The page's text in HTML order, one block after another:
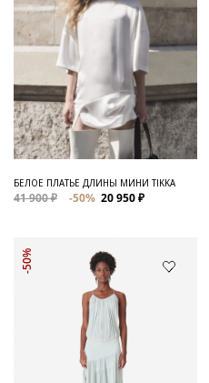
БЕЛОЕ ПЛАТЬЕ ДЛИНЫ МИНИ TIKKA
41 900 ₽ -50% 20 950 ₽
-50%